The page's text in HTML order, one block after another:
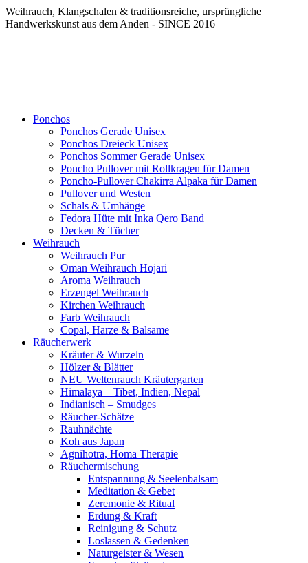
Weihrauch, Klangschalen & traditionsreiche, ursprüngliche
Handwerkskunst aus dem Anden - SINCE 2016
Ponchos
Ponchos Gerade Unisex
Ponchos Dreieck Unisex
Ponchos Sommer Gerade Unisex
Poncho Pullover mit Rollkragen für Damen
Poncho-Pullover Chakirra Alpaka für Damen
Pullover und Westen
Schals & Umhänge
Fedora Hüte mit Inka Qero Band
Decken & Tücher
Weihrauch
Weihrauch Pur
Oman Weihrauch Hojari
Aroma Weihrauch
Erzengel Weihrauch
Kirchen Weihrauch
Farb Weihrauch
Copal, Harze & Balsame
Räucherwerk
Kräuter & Wurzeln
Hölzer & Blätter
NEU Weltenrauch Kräutergarten
Himalaya – Tibet, Indien, Nepal
Indianisch – Smudges
Räucher-Schätze
Rauhnächte
Koh aus Japan
Agnihotra, Homa Therapie
Räuchermischung
Entspannung & Seelenbalsam
Meditation & Gebet
Zeremonie & Ritual
Erdung & Kraft
Reinigung & Schutz
Loslassen & Gedenken
Naturgeister & Wesen